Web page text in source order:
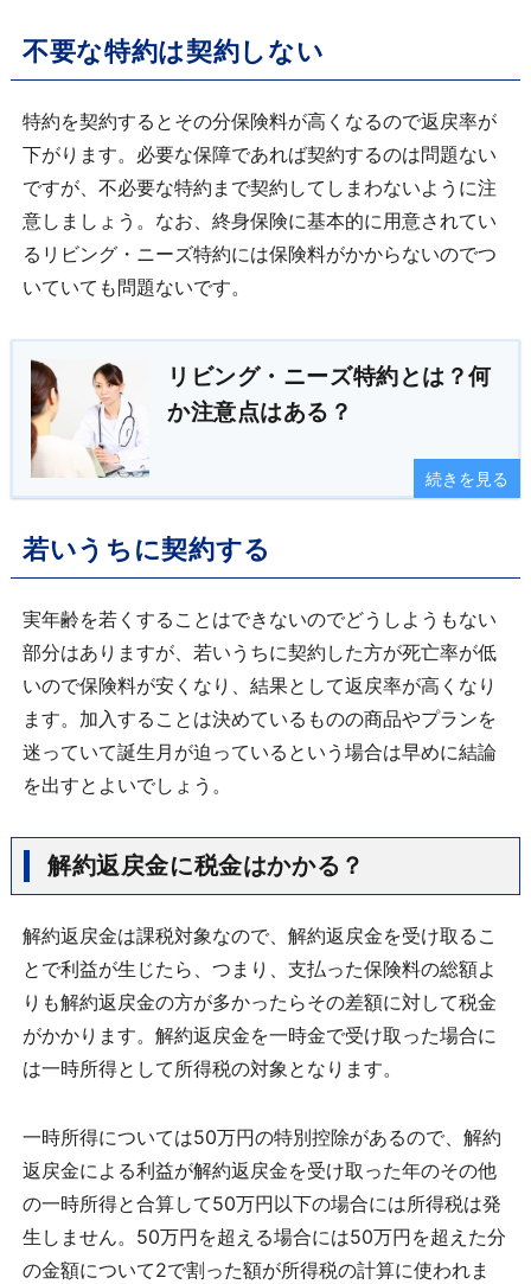
不要な特約は契約しない
特約を契約するとその分保険料が高くなるので返戻率が
下がります。必要な保障であれば契約するのは問題ない
ですが、不必要な特約まで契約してしまわないように注
意しましょう。なお、終身保険に基本的に用意されてい
るリビング・ニーズ特約には保険料がかからないのでつ
いていても問題ないです。
リビング・ニーズ特約とは？何
か注意点はある？
続きを見る
若いうちに契約する
実年齢を若くすることはできないのでどうしようもない
部分はありますが、若いうちに契約した方が死亡率が低
いので保険料が安くなり、結果として返戻率が高くなり
ます。加入することは決めているものの商品やプランを
迷っていて誕生月が迫っているという場合は早めに結論
を出すとよいでしょう。
解約返戻金に税金はかかる？
解約返戻金は課税対象なので、解約返戻金を受け取るこ
とで利益が生じたら、つまり、支払った保険料の総額よ
りも解約返戻金の方が多かったらその差額に対して税金
がかかります。解約返戻金を一時金で受け取った場合に
は一時所得として所得税の対象となります。
一時所得については50万円の特別控除があるので、解約
返戻金による利益が解約返戻金を受け取った年のその他
の一時所得と合算して50万円以下の場合には所得税は発
生しません。50万円を超える場合には50万円を超えた分
の金額について2で割った額が所得税の計算に使われま